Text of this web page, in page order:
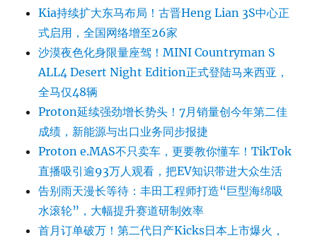
Kia持续扩大东马布局！古晋Heng Lian 3S中心正
式启用，全国网络增至26家
沙漠夜色化身限量座驾！MINI Countryman S
ALL4 Desert Night Edition正式登陆马来西亚，
全马仅48辆
Proton延续强劲增长势头！7月销量创今年第二佳
成绩，新能源与出口业务同步报捷
Proton e.MAS不只卖车，更要教你懂车！TikTok
直播吸引逾93万人观看，把EV知识带进大众生活
告别雨天漫长等待：丰田工程师打造“巨型海绵吸
水滚轮”，大幅提升赛道研制效率
首月订单破万！第二代日产Kicks日本上市爆火，